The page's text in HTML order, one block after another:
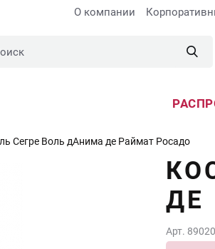
О компании
Сегре Воль дАнима де Раймат Росадо
ДЕ
Арт.